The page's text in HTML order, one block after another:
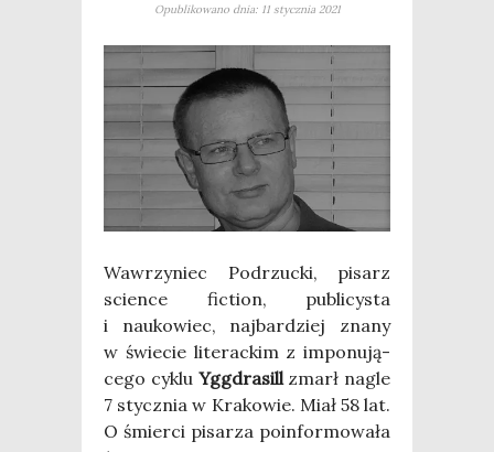
Opublikowano dnia: 11 stycznia 2021
Waw­rzy­niec Pod­rzuc­ki, pisarz
scien­ce fic­tion, publi­cy­sta
i nauko­wiec, naj­bar­dziej zna­ny
w świe­cie lite­rac­kim z impo­nu­ją­
ce­go cyklu Ygg­dra­sillzmarł nagle
7 stycz­nia w Kra­ko­wie. Miał 58 lat.
O śmier­ci pisa­rza poin­for­mo­wa­ła